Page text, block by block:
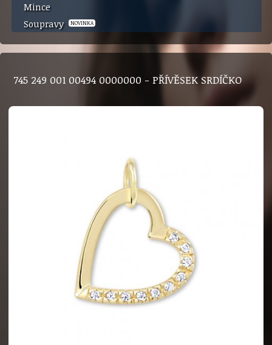
Mince
Soupravy
NOVINKA
745 249 001 00494 0000000 - PŘÍVĚSEK SRDÍČKO